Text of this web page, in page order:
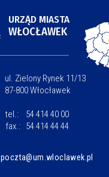
URZĄD MIASTA
WŁOCŁAWEK
ul. Zielony Rynek 11/13
87-800 Włocławek
tel.:
54 414 40 00
fax.:
54 414 44 44
poczta@um.wloclawek.pl